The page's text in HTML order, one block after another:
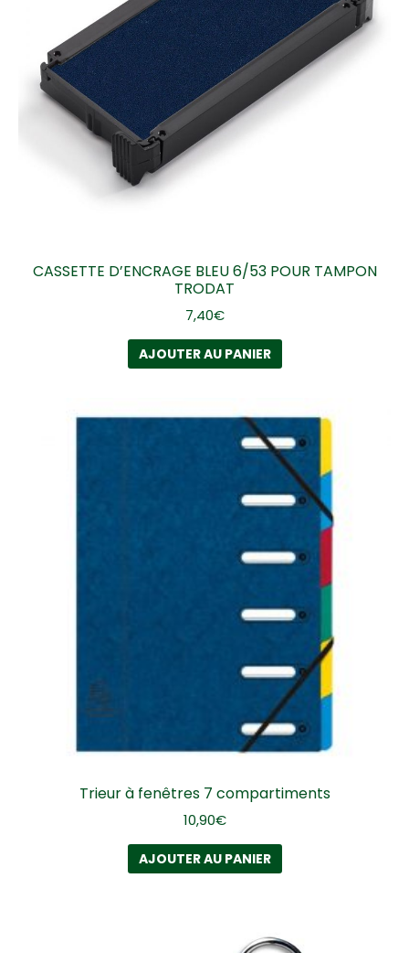
CASSETTE D’ENCRAGE BLEU 6/53 POUR TAMPON
TRODAT
7,40€
AJOUTER AU PANIER
Trieur à fenêtres 7 compartiments
10,90€
AJOUTER AU PANIER